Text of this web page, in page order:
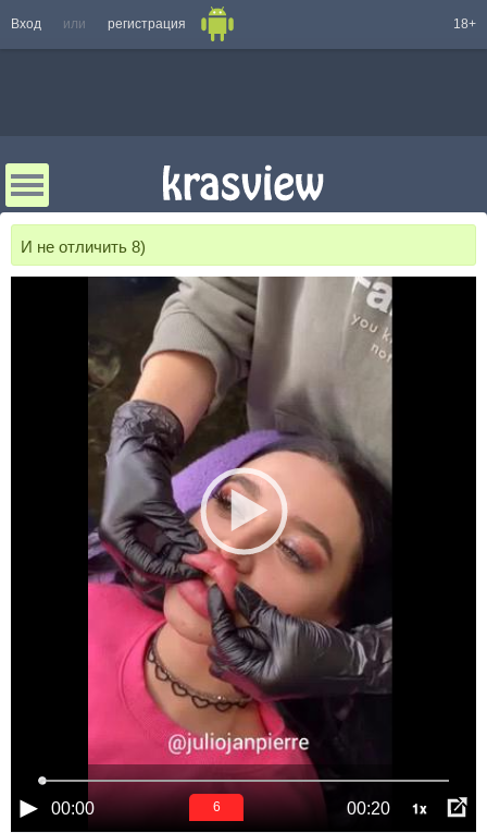
Вход или регистрация 18+
И не отличить 8)
00:00 00:20 1x
5